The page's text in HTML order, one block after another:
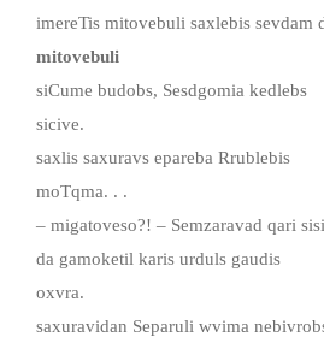
imereTis mitovebuli saxlebis sevdam
mitovebuli
siCume budobs, Sesdgomia kedlebs
sicive.
saxlis saxuravs epareba Rrublebis
moTqma. . .
– migatoveso?! – Semzaravad qari
da gamoketil karis urduls gaudis
oxvra.
saxuravidan Separuli wvima